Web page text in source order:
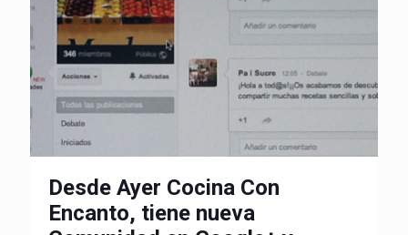
Desde Ayer Cocina Con
Encanto, tiene nueva